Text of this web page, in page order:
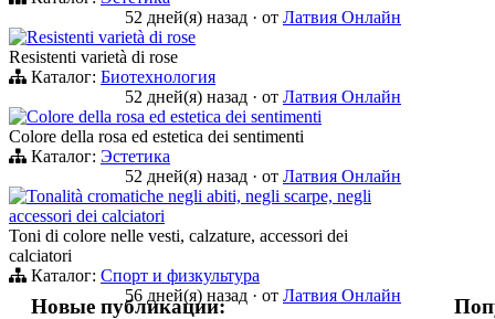
52 дней(я) назад · от Латвия Онлайн
Resistenti varietà di rose
Resistenti varietà di rose
Каталог: Биотехнология
52 дней(я) назад · от Латвия Онлайн
Colore della rosa ed estetica dei sentimenti
Colore della rosa ed estetica dei sentimenti
Каталог: Эстетика
52 дней(я) назад · от Латвия Онлайн
Tonalità cromatiche negli abiti, negli scarpe, negli
accessori dei calciatori
Toni di colore nelle vesti, calzature, accessori dei
calciatori
Каталог: Спорт и физкультура
56 дней(я) назад · от Латвия Онлайн
Новые публикации: